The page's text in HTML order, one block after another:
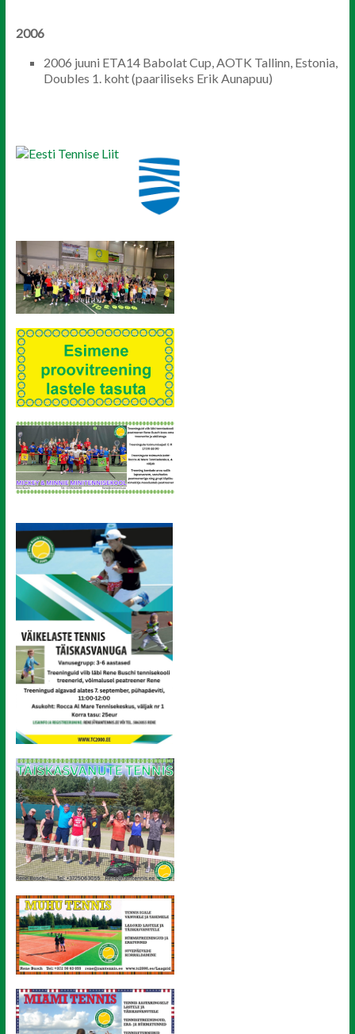
2006
2006 juuni ETA14 Babolat Cup, AOTK Tallinn, Estonia,
Doubles 1. koht (paariliseks Erik Aunapuu)